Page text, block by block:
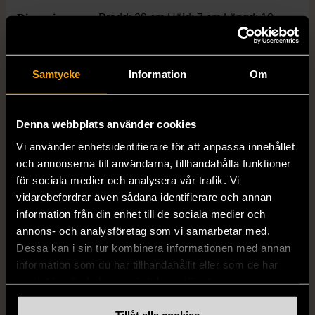
Samtycke Information Om
Denna webbplats använder cookies
Vi använder enhetsidentifierare för att anpassa innehållet
och annonserna till användarna, tillhandahålla funktioner
för sociala medier och analysera vår trafik. Vi
vidarebefordrar även sådana identifierare och annan
information från din enhet till de sociala medier och
annons- och analysföretag som vi samarbetar med.
Dessa kan i sin tur kombinera informationen med annan
information som du har tillhandahållit eller som de har
Dimensions
Bredd: 28 cm Höjd: 7 cm Längd: 10
Färg
Produkten är unik och finns enbart som 1 st i lager.
14 dagars ångerrät.